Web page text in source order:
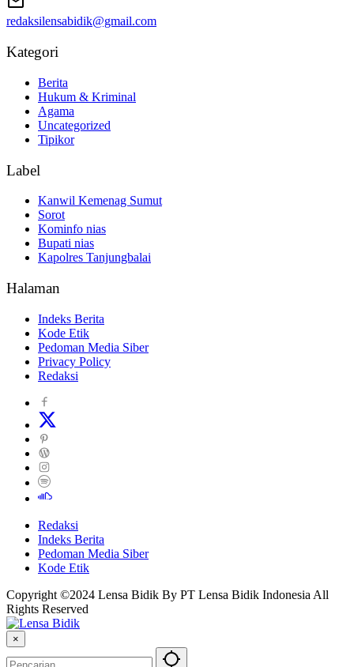
redaksilensabidik@gmail.com
Kategori
Berita
Hukum & Kriminal
Agama
Uncategorized
Tipikor
Label
Kanwil Kemenag Sumut
Sorot
Kominfo nias
Bupati nias
Kapolres Tanjungbalai
Halaman
Indeks Berita
Kode Etik
Pedoman Media Siber
Privacy Policy
Redaksi
Redaksi
Indeks Berita
Pedoman Media Siber
Kode Etik
Copyright ©2024 Lensa Bidik By PT Lensa Bidik Indonesia All
Rights Reserved
×